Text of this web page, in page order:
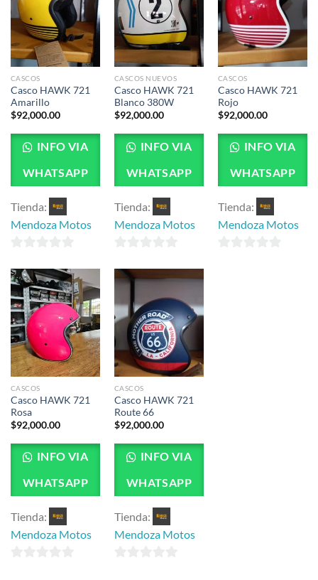
CASCOS
Casco HAWK 721
Amarillo
$92,000.00
INFO VIA
WHATSAPP
Tienda:
Mendoza Motos
de
5
CASCOS NUEVOS
Casco HAWK 721
Blanco 380W
$92,000.00
INFO VIA
WHATSAPP
Tienda:
Mendoza Motos
de
CASCOS
Casco HAWK 721
Rojo
$92,000.00
INFO VIA
WHATSAPP
Tienda:
Mendoza Motos
CASCOS
Casco HAWK 721
Rosa
$92,000.00
INFO VIA
WHATSAPP
Tienda:
Mendoza Motos
CASCOS
Casco HAWK 721
Route 66
$92,000.00
INFO VIA
WHATSAPP
Tienda:
Mendoza Motos